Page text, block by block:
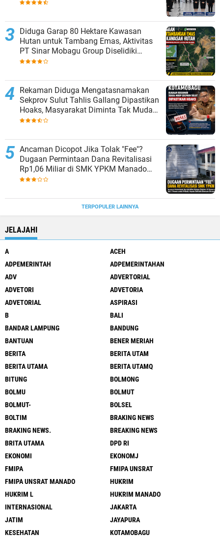
Diduga Garap 80 Hektare Kawasan
Hutan untuk Tambang Emas, Aktivitas
PT Sinar Mobagu Group Diselidiki
Aparat
Rekaman Diduga Mengatasnamakan
Sekprov Sulut Tahlis Gallang Dipastikan
Hoaks, Masyarakat Diminta Tak Mudah
Percaya
Ancaman Dicopot Jika Tolak "Fee"?
Dugaan Permintaan Dana Revitalisasi
Rp1,06 Miliar di SMK YPKM Manado
Berpotensi Terseret Kasus Tipikor
TERPOPULER LAINNYA
JELAJAHI
A
ACEH
ADPEMERINTAH
ADPEMERINTAHAN
ADV
ADVERTORIAL
ADVETORI
ADVETORIA
ADVETORIAL
ASPIRASI
B
BALI
BANDAR LAMPUNG
BANDUNG
BANTUAN
BENER MERIAH
BERITA
BERITA UTAM
BERITA UTAMA
BERITA UTAMQ
BITUNG
BOLMONG
BOLMU
BOLMUT
BOLMUT-
BOLSEL
BOLTIM
BRAKING NEWS
BRAKING NEWS.
BREAKING NEWS
BRITA UTAMA
DPD RI
EKONOMI
EKONOMJ
FMIPA
FMIPA UNSRAT
FMIPA UNSRAT MANADO
HUKRIM
HUKRIM L
HUKRIM MANADO
INTERNASIONAL
JAKARTA
JATIM
JAYAPURA
KESEHATAN
KOTAMOBAGU